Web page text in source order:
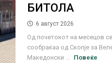
БИТОЛА
6 август 2026
Од почетокот на месецов
сообраќаа од Скопје за
Македонски ...
Повеќе